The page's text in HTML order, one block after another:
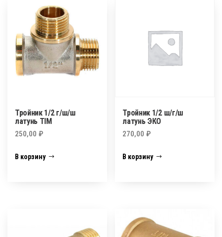
Тройник 1/2 г/ш/ш
латунь TIM
250,00 ₽
В корзину
Тройник 1/2 ш/г/ш
латунь ЭКО
270,00₽
В корзину